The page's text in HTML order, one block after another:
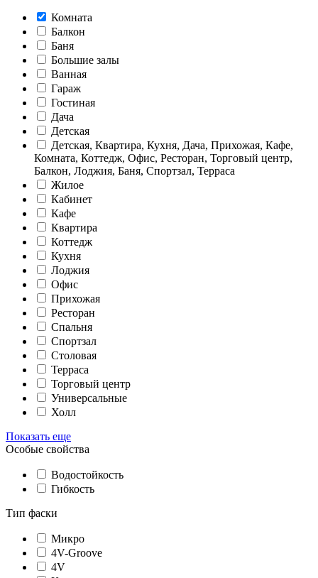
Комната
Балкон
Баня
Большие залы
Ванная
Гараж
Гостиная
Дача
Детская
Детская, Квартира, Кухня, Дача, Прихожая, Кафе,
Комната, Коттедж, Офис, Ресторан, Торговый центр,
Балкон, Лоджия, Баня, Спортзал, Терраса
Жилое
Кабинет
Кафе
Квартира
Коттедж
Кухня
Лоджия
Офис
Прихожая
Ресторан
Спальня
Спортзал
Столовая
Терраса
Торговый центр
Универсальные
Холл
Показать еще
Особые свойства
Водостойкость
Гибкость
Тип фаски
Микро
4V-Groove
4V